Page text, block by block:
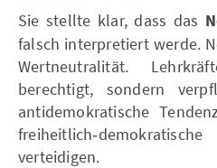
Sie stellte klar, dass das
falsch interpretiert werde.
Wertneutralität.
berechtigt, sondern
antidemokratische
verteidigen.